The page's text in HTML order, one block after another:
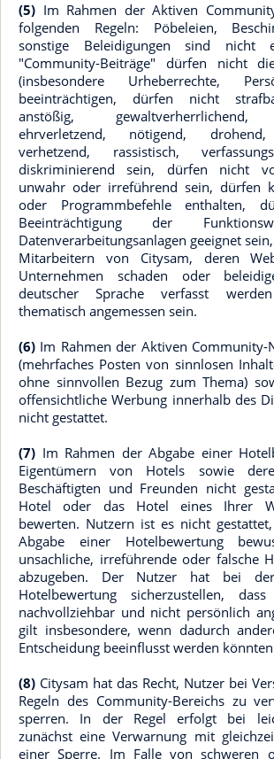
(5) Im Rahmen der Aktiven
folgenden Regeln: Pöbeleien,
sonstige Beleidigungen sind nicht
"Community-Beiträge" dürfen nicht
(insbesondere Urheberrechte,
beeinträchtigen, dürfen nicht
anstößig, gewaltverherrlichend,
ehrverletzend, nötigend, drohend,
verhetzend, rassistisch,
diskriminierend sein, dürfen nicht
unwahr oder irreführend sein, dürfen
oder Programmbefehle enthalten,
Beeinträchtigung der
Datenverarbeitungsanlagen geeignet
Mitarbeitern von Citysam, deren
Unternehmen schaden oder
deutscher Sprache verfasst
thematisch angemessen sein.
(6) Im Rahmen der Aktiven Community-
(mehrfaches Posten von sinnlosen
ohne sinnvollen Bezug zum Thema)
offensichtliche Werbung innerhalb des
nicht gestattet.
(7) Im Rahmen der Abgabe einer
Eigentümern von Hotels sowie
Beschäftigten und Freunden nicht
Hotel oder das Hotel eines Ihrer
bewerten. Nutzern ist es nicht
Abgabe einer Hotelbewertung
unsachliche, irreführende oder falsche
abzugeben. Der Nutzer hat bei
Hotelbewertung sicherzustellen,
nachvollziehbar und nicht persönlich
gilt insbesondere, wenn dadurch
Entscheidung beeinflusst werden
(8) Citysam hat das Recht, Nutzer bei
Regeln des Community-Bereichs zu
sperren. In der Regel erfolgt bei
zunächst eine Verwarnung mit
einer Sperre. Im Falle von schweren